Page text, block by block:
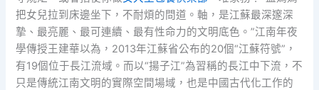
把女兒拉到床邊坐下，不耐煩的問道。軸，是江蘇最深邃深
摯、最亮麗、最可連續、最有性命力的文明底色。”江南年夜
學傳授王建華以為，2013年江蘇省公布的20個“江蘇符號”，
有19個位于長江流域。而以“揚子江”為習稱的長江中下流，不
只是傳統江南文明的實際空間場域，也是中國古代化工作的